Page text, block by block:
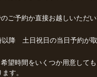
ご予約か直接お越しいただ
以降 土日祝日の当日予約が
望時間をいくつか用意して
す。